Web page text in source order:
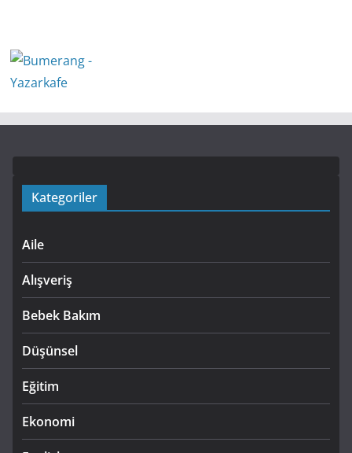
Kategoriler
Aile
Alışveriş
Bebek Bakım
Düşünsel
Eğitim
Ekonomi